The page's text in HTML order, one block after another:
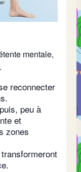
mentale,
reconnecter
peu à
et
zones